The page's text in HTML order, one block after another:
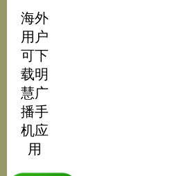
海外
用户
可下
载明
慧广
播手
机应
用